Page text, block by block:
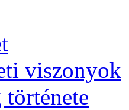
viszonyok
története